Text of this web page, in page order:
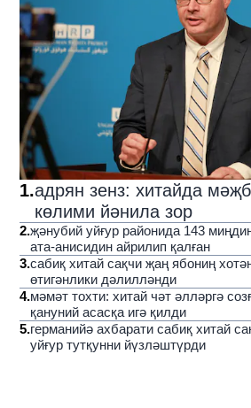
1.адрян зенз: хитайда
көлими йәнила зор
2.җәнубий уйғур районида 143
ата-анисидин айрилип қалған
3.сабиқ хитай сақчи җаң ябониң
өтигәнлики дәлилләнди
4.мәмәт тохти: хитай чәт әлләргә
қануний асасқа игә қилди
5.германийә ахбарати сабиқ хитай
уйғур тутқунни йүзләштүрди